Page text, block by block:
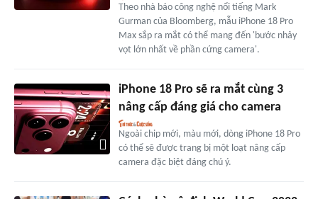
Theo nhà báo công nghệ nổi tiếng Mark
Gurman của Bloomberg, mẫu iPhone 18 Pro
Max sắp ra mắt có thể mang đến 'bước nhảy
vọt lớn nhất về phần cứng camera'.
iPhone 18 Pro sẽ ra mắt cùng 3
nâng cấp đáng giá cho camera
Ngoài chip mới, màu mới, dòng iPhone 18 Pro
có thể sẽ được trang bị một loạt nâng cấp
camera đặc biệt đáng chú ý.